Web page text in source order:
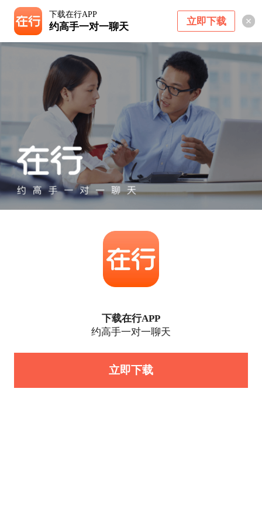
下载在行APP
约高手一对一聊天 立即下载
下载在行APP
约高手一对一聊天
立即下载